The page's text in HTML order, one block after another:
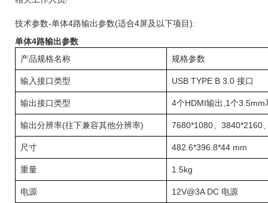
技术参数-单体4路输出参数(适合4屏及以下项目):
单体4路输出参数
产品规格名称
规格参数
输入接口类型 USB TYPE B 3.0 接口
输出接口类型 4个HDMI输出,1个3.5mm
输出分辨率(往下兼容其他分辨率) 7680*1080、3840*2160
尺寸 482.6*396.8*44 mm
重量 1.5kg
电源 12V@3A DC 电源